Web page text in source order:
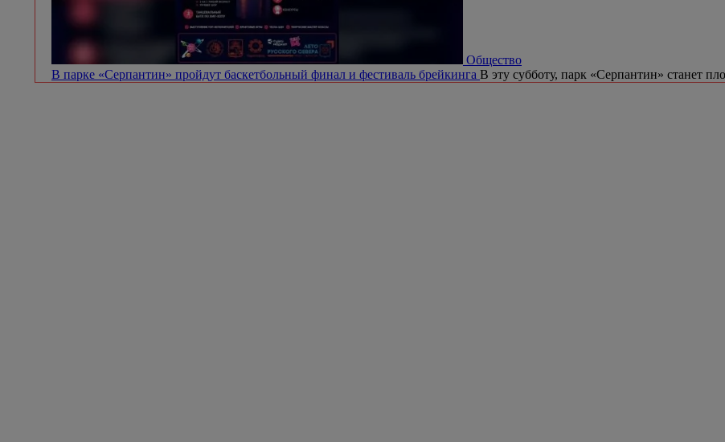
Общество
В парке «Серпантин» пройдут баскетбольный финал и фестиваль брейкинга В эту субботу, парк «Серпантин» станет